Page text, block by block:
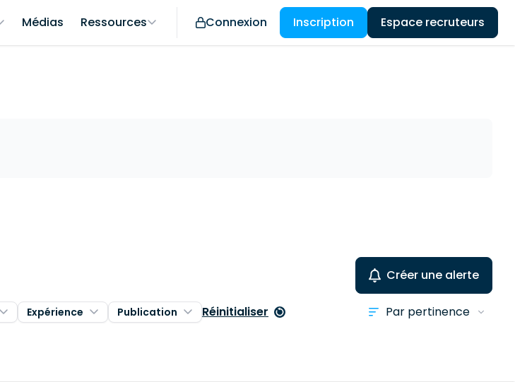
Médias Ressources Connexion Inscription Espace recruteurs
Créer une alerte
Expérience Publication Réinitialiser